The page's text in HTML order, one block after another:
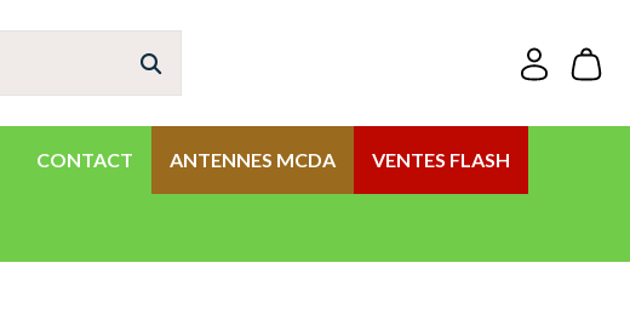
CONTACT ANTENNES MCDA VENTES FLASH